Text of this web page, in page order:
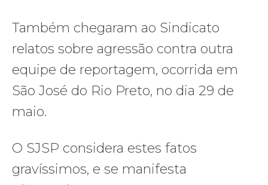
Também chegaram ao Sindicato
relatos sobre agressão contra outra
equipe de reportagem, ocorrida em
São José do Rio Preto, no dia 29 de
maio.
O SJSP considera estes fatos
gravíssimos, e se manifesta